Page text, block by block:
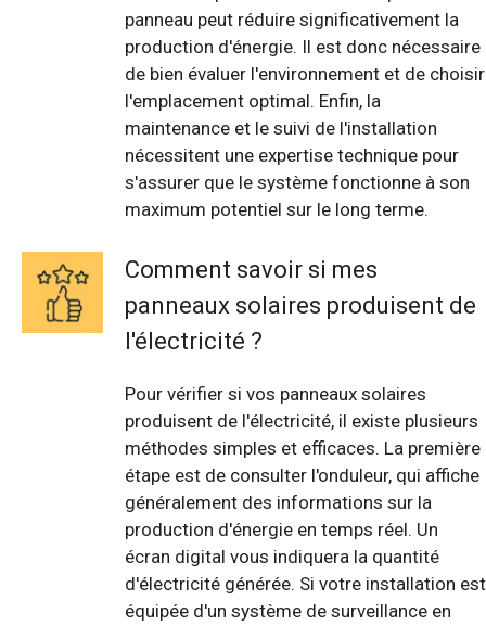
panneau peut réduire significativement la
production d'énergie. Il est donc nécessaire
de bien évaluer l'environnement et de choisir
l'emplacement optimal. Enfin, la
maintenance et le suivi de l'installation
nécessitent une expertise technique pour
s'assurer que le système fonctionne à son
maximum potentiel sur le long terme.
Comment savoir si mes
panneaux solaires produisent de
l'électricité ?
Pour vérifier si vos panneaux solaires
produisent de l'électricité, il existe plusieurs
méthodes simples et efficaces. La première
étape est de consulter l'onduleur, qui affiche
généralement des informations sur la
production d'énergie en temps réel. Un
écran digital vous indiquera la quantité
d'électricité générée. Si votre installation est
équipée d'un système de surveillance en